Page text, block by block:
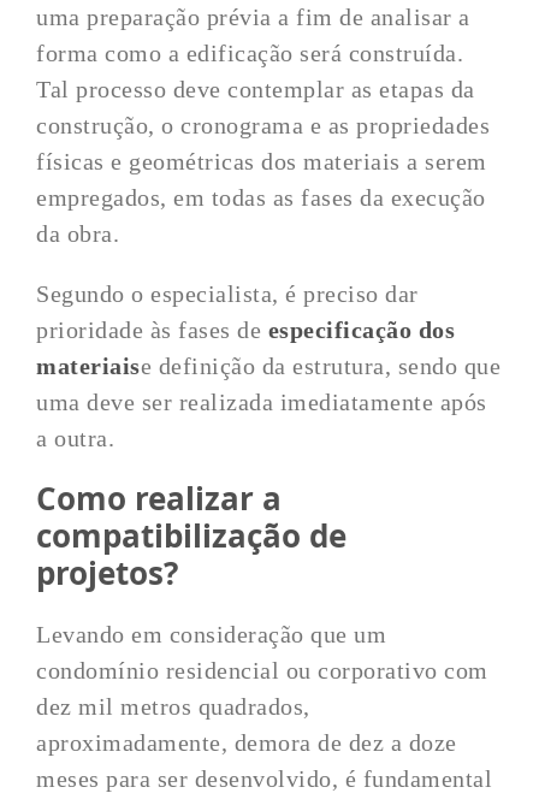
uma preparação prévia a fim de analisar a
forma como a edificação será construída.
Tal processo deve contemplar as etapas da
construção, o cronograma e as propriedades
físicas e geométricas dos materiais a serem
empregados, em todas as fases da execução
da obra.
Segundo o especialista, é preciso dar
prioridade às fases de especificação dos
materiaise definição da estrutura, sendo que
uma deve ser realizada imediatamente após
a outra.
Como realizar a
compatibilização de
projetos?
Levando em consideração que um
condomínio residencial ou corporativo com
dez mil metros quadrados,
aproximadamente, demora de dez a doze
meses para ser desenvolvido, é fundamental